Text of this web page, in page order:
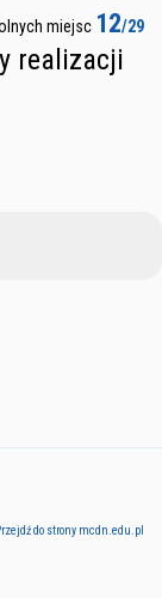
miejsc 12/29
realizacji
do strony mcdn.edu.pl